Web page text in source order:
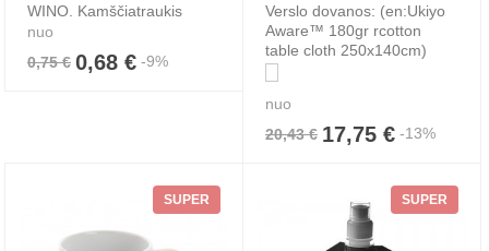
WINO. Kamščiatraukis
nuo
0,75 € 0,68 € -9%
Verslo dovanos: (en:Ukiyo
Aware™ 180gr rcotton
table cloth 250x140cm)
nuo
20,43 € 17,75 € -13%
SUPER SUPER